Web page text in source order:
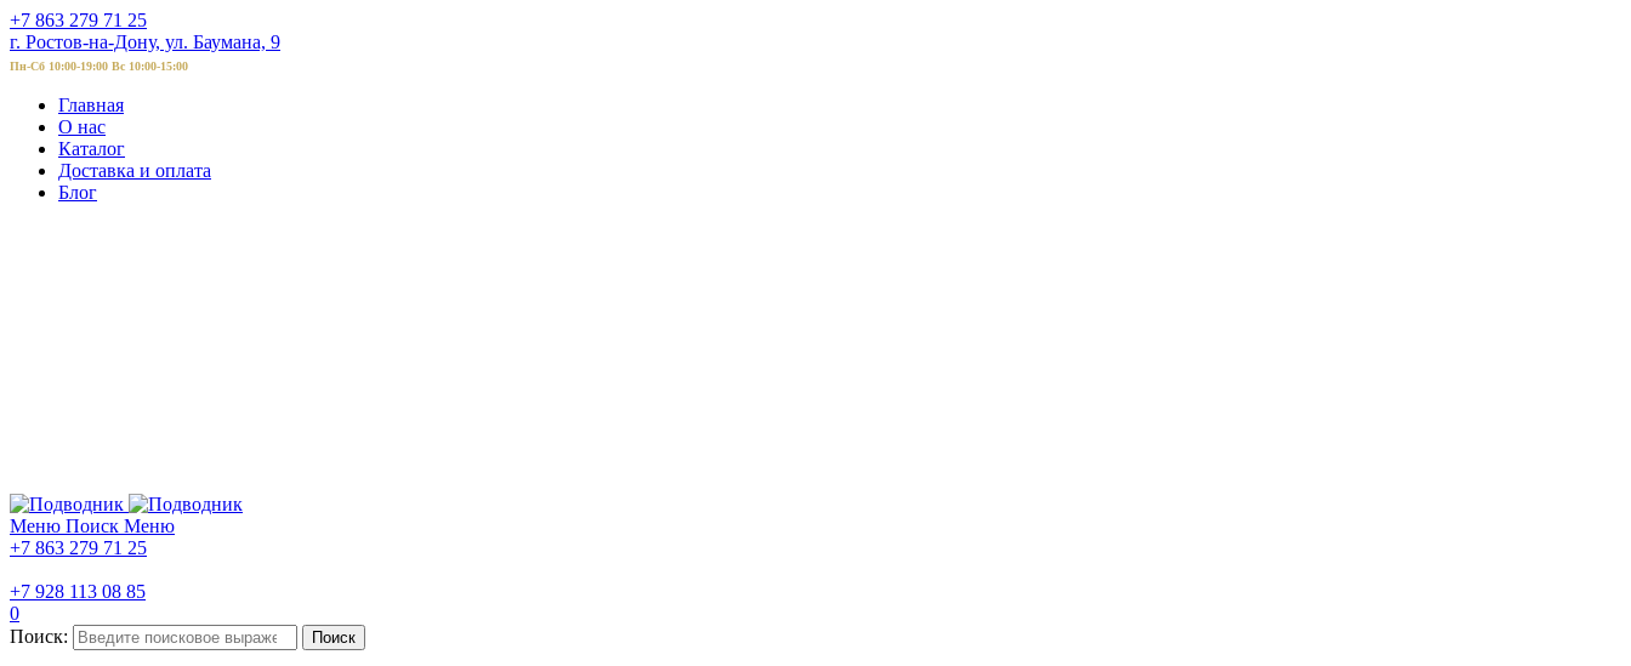
+7 863 279 71 25
г. Ростов-на-Дону, ул. Баумана, 9
Пн-Сб 10:00-19:00 Вс 10:00-15:00
Главная
О нас
Каталог
Доставка и оплата
Блог
Меню Поиск Меню
+7 863 279 71 25
+7 928 113 08 85
0
Поиск:
Поиск